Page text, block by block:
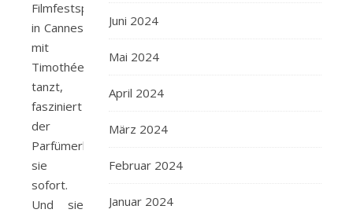
Filmfestspielen
in Cannes
mit
Timothée
tanzt,
fasziniert
der
Parfümerbe
sie
sofort.
Und sie
Juni 2024
Mai 2024
April 2024
März 2024
Februar 2024
Januar 2024